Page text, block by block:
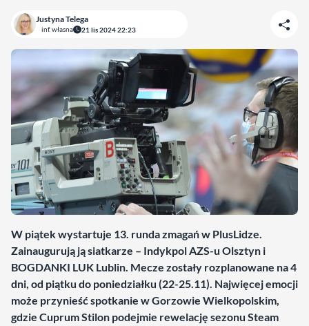
Justyna Telega
inf. własna 21 lis 2024 22:23
W piątek wystartuje 13. runda zmagań w PlusLidze.
Zainaugurują ją siatkarze – Indykpol AZS-u Olsztyn i
BOGDANKI LUK Lublin. Mecze zostały rozplanowane na 4
dni, od piątku do poniedziałku (22-25.11). Najwięcej emocji
może przynieść spotkanie w Gorzowie Wielkopolskim,
gdzie Cuprum Stilon podejmie rewelację sezonu Steam